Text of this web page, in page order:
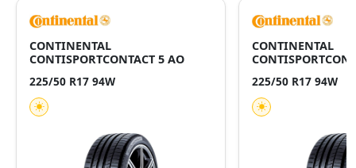
CONTINENTAL
CONTISPORTCONTACT 5 AO
225/50 R17 94W
CONTINENTAL
225/50 R17 94W